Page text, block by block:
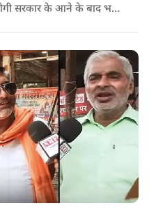
सरकार के आने के बाद भर्ती
चर्चा की है।